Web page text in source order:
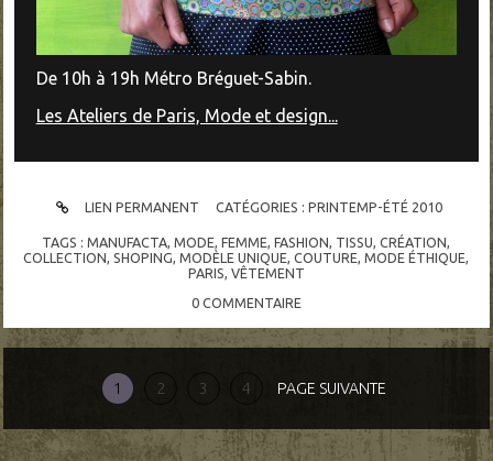
De 10h à 19h Métro Bréguet-Sabin.
Les Ateliers de Paris, Mode et design...
LIEN PERMANENT CATÉGORIES :PRINTEMP-ÉTÉ 2010
TAGS :MANUFACTA,MODE,FEMME,FASHION, TISSU,CRÉATION,
COLLECTION,SHOPING,MODÈLE UNIQUE,COUTURE,MODE ÉTHIQUE,
PARIS, VÊTEMENT
0 COMMENTAIRE
1 2 3 4 PAGE SUIVANTE